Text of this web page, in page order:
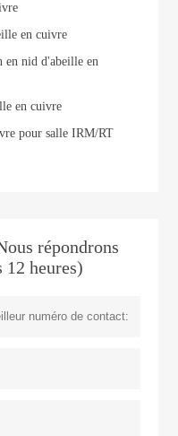
en cuivre
en nid d'abeille en
en cuivre
pour salle IRM/RT
répondrons
12 heures)